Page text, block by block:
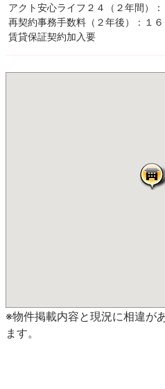
アクト安心ライフ２４（２年間）：
再契約事務手数料（２年後）：１６
賃貸保証契約加入要
※物件掲載内容と現況に相違が
ます。